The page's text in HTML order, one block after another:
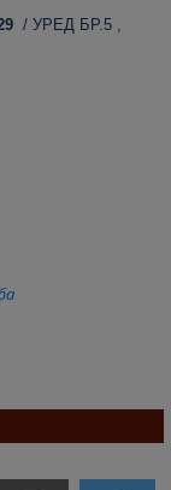
/ УРЕД БР.5 ,